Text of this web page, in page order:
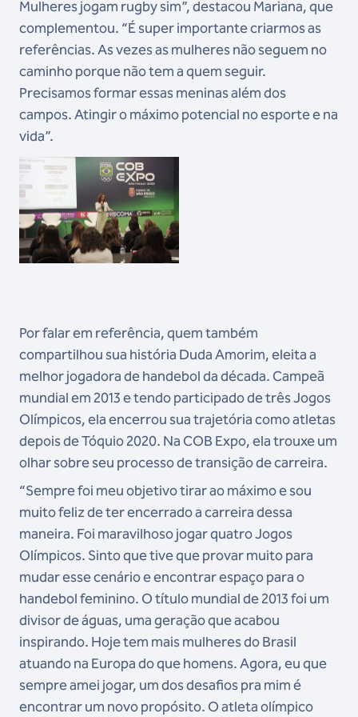
Mulheres jogam rugby sim”, destacou Mariana, que
complementou. “É super importante criarmos as
referências. As vezes as mulheres não seguem no
caminho porque não tem a quem seguir.
Precisamos formar essas meninas além dos
campos. Atingir o máximo potencial no esporte e na
vida”.
Por falar em referência, quem também
compartilhou sua história Duda Amorim, eleita a
melhor jogadora de handebol da década. Campeã
mundial em 2013 e tendo participado de três Jogos
Olímpicos, ela encerrou sua trajetória como atletas
depois de Tóquio 2020. Na COB Expo, ela trouxe um
olhar sobre seu processo de transição de carreira.
“Sempre foi meu objetivo tirar ao máximo e sou
muito feliz de ter encerrado a carreira dessa
maneira. Foi maravilhoso jogar quatro Jogos
Olímpicos. Sinto que tive que provar muito para
mudar esse cenário e encontrar espaço para o
handebol feminino. O título mundial de 2013 foi um
divisor de águas, uma geração que acabou
inspirando. Hoje tem mais mulheres do Brasil
atuando na Europa do que homens. Agora, eu que
sempre amei jogar, um dos desafios pra mim é
encontrar um novo propósito. O atleta olímpico